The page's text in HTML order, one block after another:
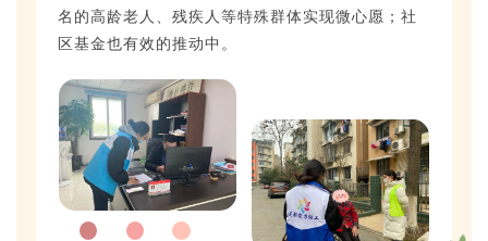
名的高龄老人、残疾人等特殊群体实现微心愿；社
区基金也有效的推动中。